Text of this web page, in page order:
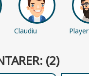
Claudiu
Player
(2)